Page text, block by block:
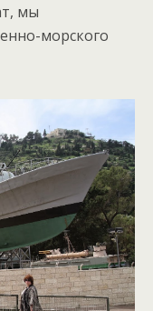
мы
морского